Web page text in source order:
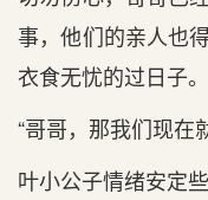
事，他们的亲人也
衣食无忧的过日子
“哥哥，那我们现在
叶小公子情绪安定